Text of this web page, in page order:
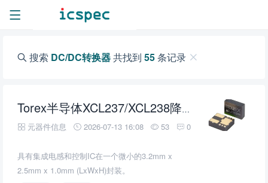
搜索 DC/DC转换器共找到 55条记录
Torex半导体XCL237/XCL238降压微型 DC/DC
元器件信息 2026-07-13 16:08 53 0
具有集成电感和控制IC在一个微小的3.2mm x
2.5mm x 1.0mm (LxWxH)封装。